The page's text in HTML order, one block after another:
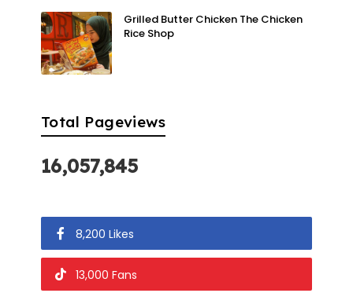
Grilled Butter Chicken The Chicken
Rice Shop
Total Pageviews
16,057,845
8,200 Likes
13,000 Fans